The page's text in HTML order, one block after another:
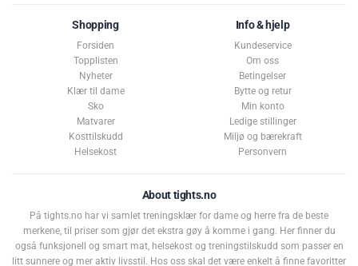
Shopping
Forsiden
Topplisten
Nyheter
Klær til dame
Sko
Matvarer
Kosttilskudd
Helsekost
Info & hjelp
Kundeservice
Om oss
Betingelser
Bytte og retur
Min konto
Ledige stillinger
Miljø og bærekraft
Personvern
About tights.no
På tights.no har vi samlet treningsklær for dame og herre fra de beste
merkene, til priser som gjør det ekstra gøy å komme i gang. Her finner du
også funksjonell og smart mat, helsekost og treningstilskudd som passer en
litt sunnere og mer aktiv livsstil. Hos oss skal det være enkelt å finne favoritter